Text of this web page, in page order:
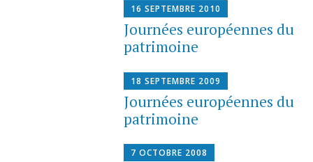
16 SEPTEMBRE 2010
Journées européennes du
patrimoine
18 SEPTEMBRE 2009
Journées européennes du
patrimoine
7 OCTOBRE 2008